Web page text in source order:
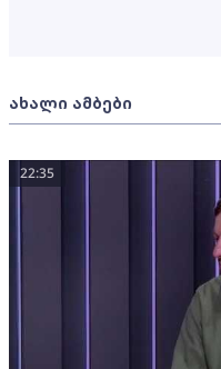
ახალი ამბები
22:35